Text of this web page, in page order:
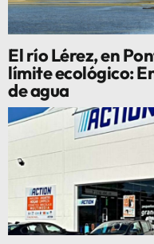
El río Lérez, en
límite ecológico:
de agua